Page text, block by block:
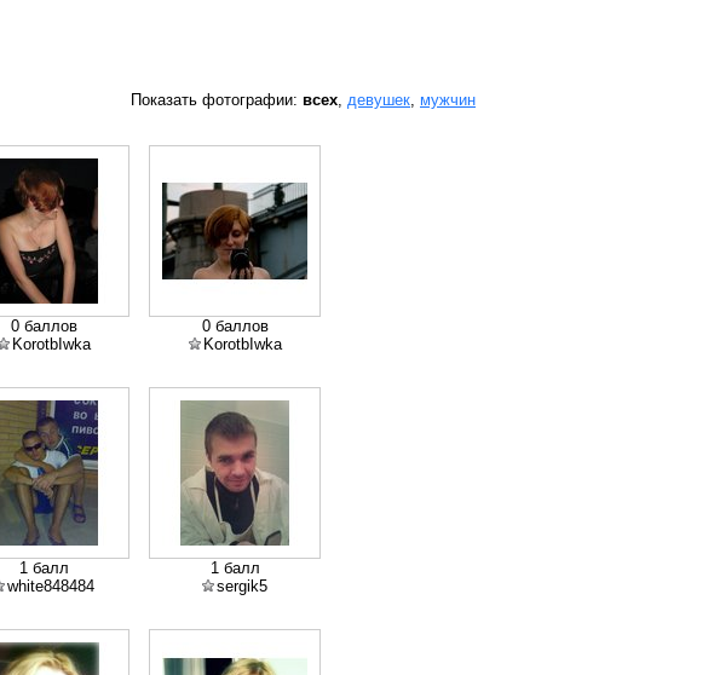
Показать фотографии: всех, девушек, мужчин
0 баллов
KorotbIwka
0 баллов
KorotbIwka
1 балл
white848484
1 балл
sergik5